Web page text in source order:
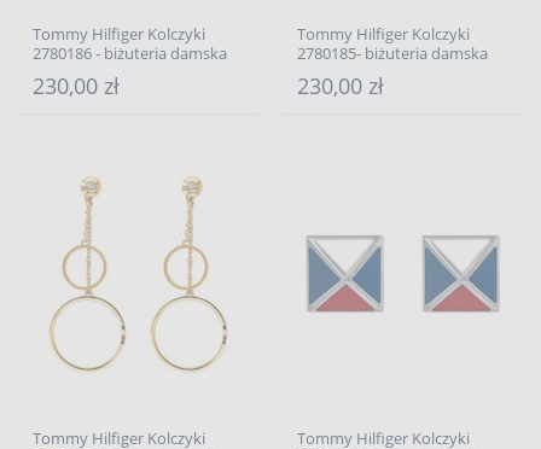
Tommy Hilfiger Kolczyki
2780186 - biżuteria damska
230,00 zł
Tommy Hilfiger Kolczyki
2780185- biżuteria damska
230,00 zł
Tommy Hilfiger Kolczyki
Tommy Hilfiger Kolczyki